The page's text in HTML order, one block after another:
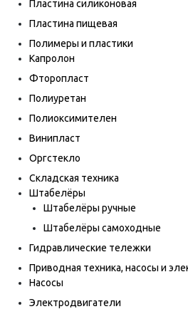
Пластина силиконовая
Пластина пищевая
Полимеры и пластики
Капролон
Фторопласт
Полиуретан
Полиоксимителен
Винипласт
Оргстекло
Складская техника
Штабелёры
Штабелёры ручные
Штабелёры самоходные
Гидравлические тележки
Приводная техника, насосы и
Насосы
Электродвигатели